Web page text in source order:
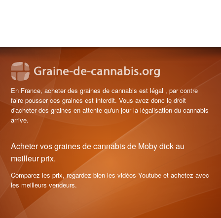
En France, acheter des graines de cannabis est légal , par contre
faire pousser ces graines est interdit. Vous avez donc le droit
d'acheter des graines en attente qu'un jour la légalisation du cannabis
arrive.
Acheter vos graines de cannabis de Moby dick au
meilleur prix.
Comparez les prix, regardez bien les vidéos Youtube et achetez avec
les meilleurs vendeurs.